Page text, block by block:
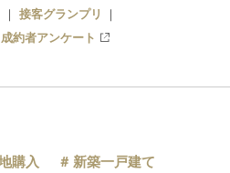
接客グランプリ
成約者アンケート
購入
新築一戸建て